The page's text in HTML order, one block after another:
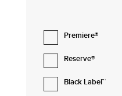
Premiere®
Reserve®
Black Label™